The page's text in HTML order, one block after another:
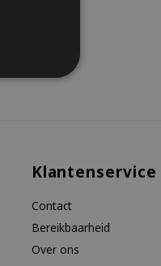
Klantenservice
Contact
Bereikbaarheid
Over ons